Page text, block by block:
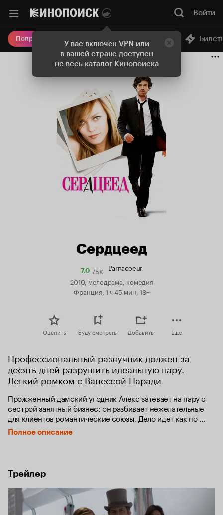
У вас включен VPN или
в вашей стране доступен
не весь каталог Кинопоиска
Войти
Попробовать Плюс Онлайн-кинотеатр
Сердцеед
7.0Рейтинг
Кинопоиска
7.0
75K L'arnacoeur
2010, мелодрама, комедия
Франция, 1 ч 45 мин, 18+
Оценить Буду смотреть Добавить Еще
Профессиональный разлучник должен за
десять дней разрушить идеальную пару.
Легкий ромком с Ванессой Паради
Прожженный дамский угодник Алекс затевает на пару с
сестрой занятный бизнес: он разбивает нежелательные
для клиентов романтические союзы. Дело идет как по
маслу, пока Алексу не попадается по-настоящему
сложный заказ – ему поручено разлучить поистине
Полное описание
Трейлер